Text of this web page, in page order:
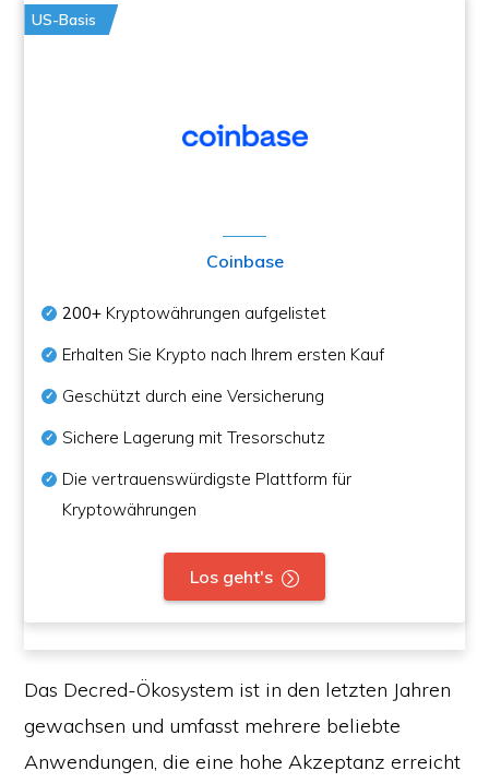
US-Basis
Coinbase
200+ Kryptowährungen aufgelistet
Erhalten Sie Krypto nach Ihrem ersten Kauf
Geschützt durch eine Versicherung
Sichere Lagerung mit Tresorschutz
Die vertrauenswürdigste Plattform für
Kryptowährungen
Los geht's
Das Decred-Ökosystem ist in den letzten Jahren
gewachsen und umfasst mehrere beliebte
Anwendungen, die eine hohe Akzeptanz erreicht